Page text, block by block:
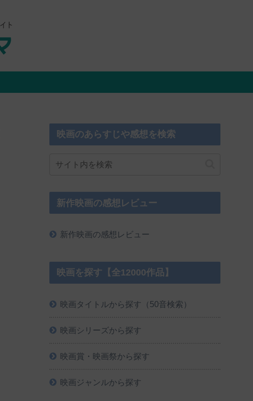
映画のあらすじや感想を検索
新作映画の感想レビュー
新作映画の感想レビュー
映画を探す【全12000作品】
映画タイトルから探す（50音検索）
映画シリーズから探す
映画賞・映画祭から探す
映画ジャンルから探す